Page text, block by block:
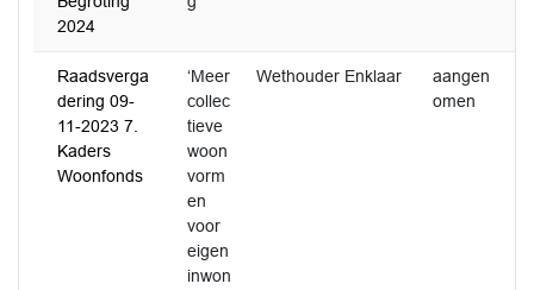
2024
Raadsverga
dering 09-
11-2023 7.
Kaders
Woonfonds
‘Meer
collec
tieve
woon
vorm
en
voor
eigen
inwon
Wethouder Enklaar
aangen
omen